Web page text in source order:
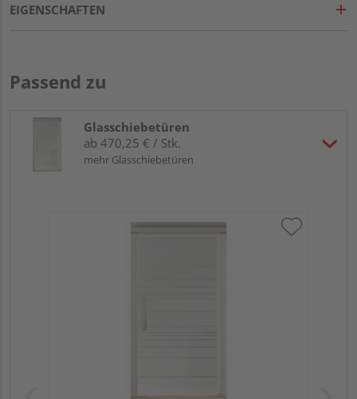
EIGENSCHAFTEN
Passend zu
Glasschiebetüren
ab 470,25 € / Stk.
mehr Glasschiebetüren